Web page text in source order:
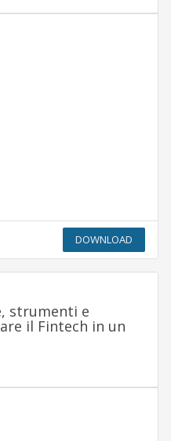
DOWNLOAD
strumenti e
il Fintech in un